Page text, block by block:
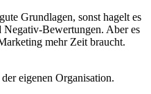
Grundlagen, sonst hagelt es
Negativ-Bewertungen. Aber es
mehr Zeit braucht.
eigenen Organisation.